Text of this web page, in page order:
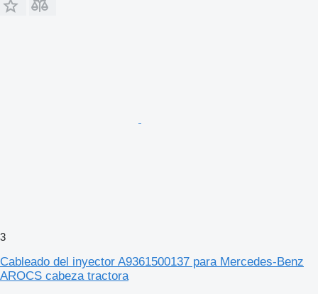
3
Cableado del inyector A9361500137 para Mercedes-Benz
AROCS cabeza tractora